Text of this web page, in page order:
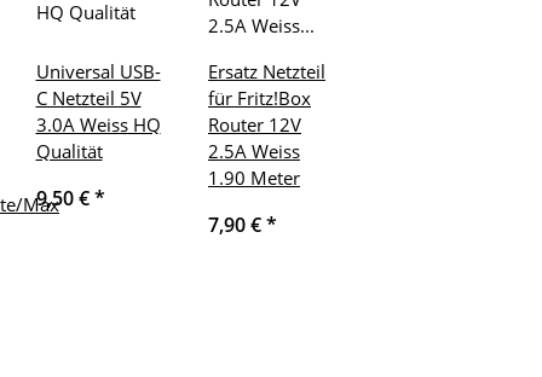
Max
Universal USB-
C Netzteil 5V
3.0A Weiss HQ
Qualität
9,50 €*
Ersatz Netzteil
für Fritz!Box
Router 12V
2.5A Weiss
1.90 Meter
7,90 €*